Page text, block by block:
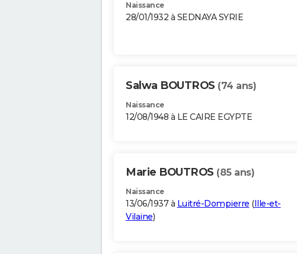
Naissance
28/01/1932 à SEDNAYA SYRIE
Salwa BOUTROS (74 ans)
Naissance
12/08/1948 à LE CAIRE EGYPTE
Marie BOUTROS (85 ans)
Naissance
13/06/1937 à Luitré-Dompierre (Ille-et-
Vilaine)